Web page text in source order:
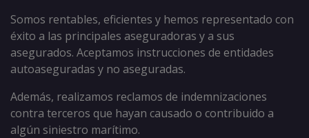
Somos rentables, eficientes y hemos representado con
éxito a las principales aseguradoras y a sus
asegurados. Aceptamos instrucciones de entidades
autoaseguradas y no aseguradas.
Además, realizamos reclamos de indemnizaciones
contra terceros que hayan causado o contribuido a
algún siniestro marítimo.